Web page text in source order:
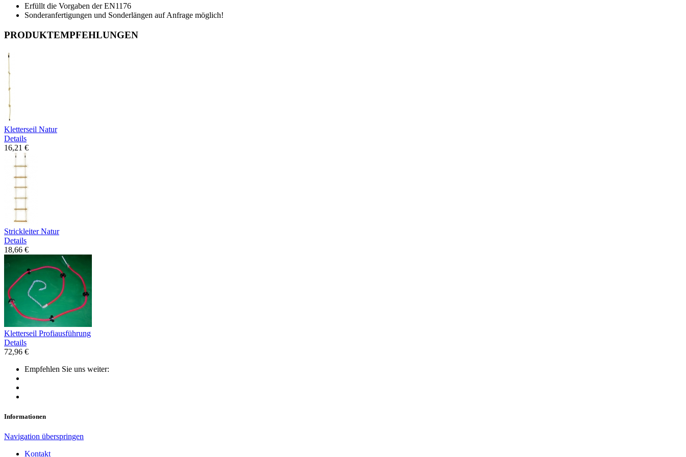
Erfüllt die Vorgaben der EN1176
Sonderanfertigungen und Sonderlängen auf Anfrage möglich!
PRODUKTEMPFEHLUNGEN
Kletterseil Natur
Details
16,21 €
Strickleiter Natur
Details
18,66 €
Kletterseil Profiausführung
Details
72,96 €
Empfehlen Sie uns weiter:
Informationen
Navigation überspringen
Kontakt